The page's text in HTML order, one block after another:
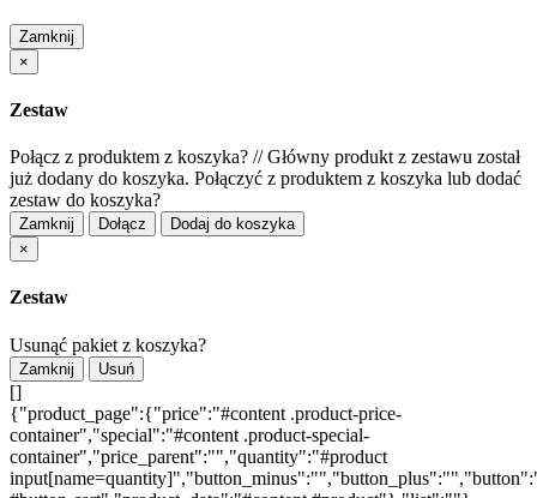
Zamknij
×
Zestaw
Połącz z produktem z koszyka? //Główny produkt z zestawu został
już dodany do koszyka. Połączyć z produktem z koszyka lub dodać
zestaw do koszyka?
Zamknij Dołącz
Dodaj do koszyka
×
Zestaw
Usunąć pakiet z koszyka?
Zamknij Usuń
[]
{"product_page":{"price":"#content .product-price-
container","special":"#content .product-special-
container","price_parent":"","quantity":"#product